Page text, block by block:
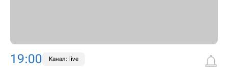
19:00 Канал: live